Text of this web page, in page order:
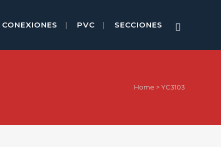
CONEXIONES PVC SECCIONES
Home >YC3103